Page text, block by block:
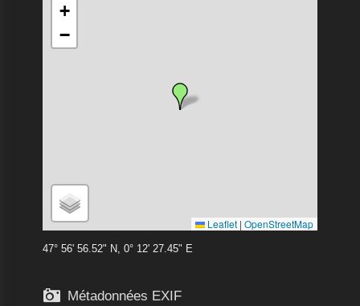
+
−
Leaflet | OpenStreetMap
47° 56' 56.52" N, 0° 12' 27.45" E
 Métadonnées EXIF